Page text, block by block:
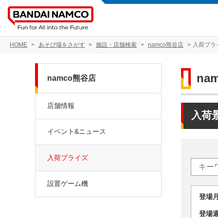
HOME あそび場をさがす 施設・店舗検索 namco熊谷店 入荷プラ
入荷
登
登
namco熊谷店
店舗情報
イベント&ニュース
入荷プライズ
設置ゲーム機